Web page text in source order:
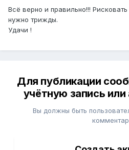
Всё верно и правильно!!!
нужно трижды.
Удачи !
Для публикации
учётную запись или
Вы должны быть